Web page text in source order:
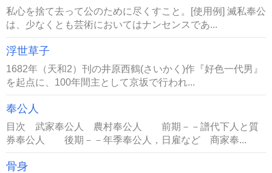
私心を捨て去って公のために尽くすこと。[使用例] 滅私奉公
は、少なくとも芸術においてはナンセンスであ...
浮世草子
1682年（天和2）刊の井原西鶴(さいかく)作『好色一代男』
を起点に、100年間主として京坂で行われ...
奉公人
目次 武家奉公人 農村奉公人 前期－－譜代下人と質
券奉公人 後期－－年季奉公人，日雇など 商家奉...
骨身